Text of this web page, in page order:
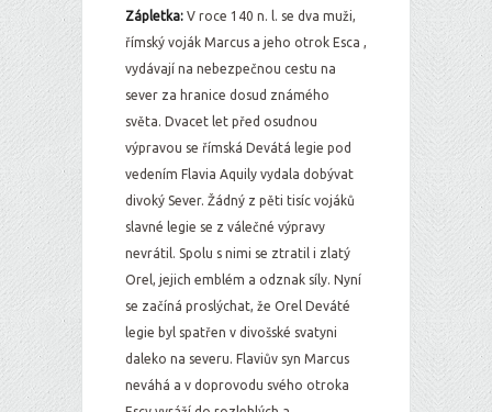
Zápletka: V roce 140 n. l. se dva muži,
římský voják Marcus a jeho otrok Esca ,
vydávají na nebezpečnou cestu na
sever za hranice dosud známého
světa. Dvacet let před osudnou
výpravou se římská Devátá legie pod
vedením Flavia Aquily vydala dobývat
divoký Sever. Žádný z pěti tisíc vojáků
slavné legie se z válečné výpravy
nevrátil. Spolu s nimi se ztratil i zlatý
Orel, jejich emblém a odznak síly. Nyní
se začíná proslýchat, že Orel Deváté
legie byl spatřen v divošské svatyni
daleko na severu. Flaviův syn Marcus
neváhá a v doprovodu svého otroka